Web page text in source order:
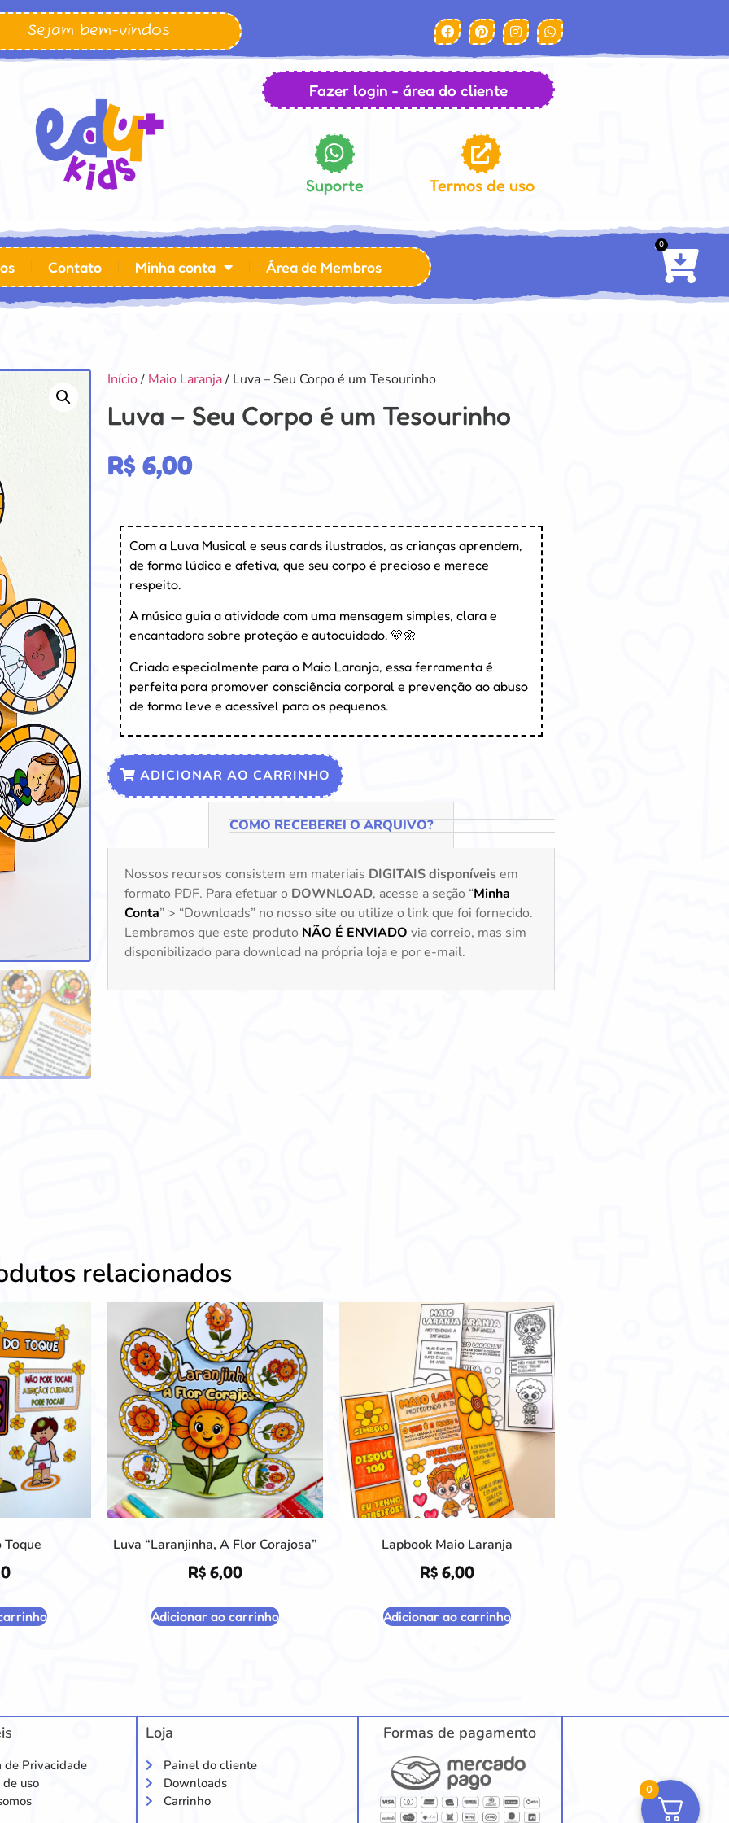
Sejam bem-vindos
Fazer login - área do cliente
Suporte Termos de uso
Contato Minha conta Área de Membros
0
Início/ Maio Laranja/ Luva – Seu Corpo é um Tesourinho
Luva – Seu Corpo é um Tesourinho
R$ 6,00
Com a Luva Musical e seus cards ilustrados, as crianças aprendem,
de forma lúdica e afetiva, que seu corpo é precioso e merece
respeito.
A música guia a atividade com uma mensagem simples, clara e
encantadora sobre proteção e autocuidado. 💛🌼
Criada especialmente para o Maio Laranja, essa ferramenta é
perfeita para promover consciência corporal e prevenção ao abuso
de forma leve e acessível para os pequenos.
ADICIONAR AO CARRINHO
COMO RECEBEREI O ARQUIVO?
Nossos recursos consistem em materiais DIGITAIS disponíveisem
formato PDF. Para efetuar o DOWNLOAD, acesse a seção “Minha
Conta” > “Downloads” no nosso site ou utilize o link que foi fornecido.
Lembramos que este produto NÃO É ENVIADO via correio, mas sim
disponibilizado para download na própria loja e por e-mail.
relacionados
Luva “Laranjinha, A Flor Corajosa”
R$ 6,00
Adicionar ao carrinho
Lapbook Maio Laranja
R$ 6,00
Adicionar ao carrinho
de Privacidade
uso
Loja
Painel do cliente
Downloads
Carrinho
Formas de pagamento
0